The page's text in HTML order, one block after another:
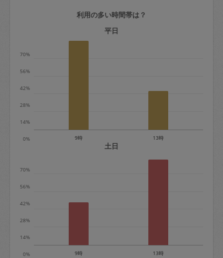
定期契約をキャンセルする場合、毎週定
期は月2回まで隔週定期は月1回までキャ
ンセル料は発生しません。それ以上はキ
※キャンセル料金の設定について：
定期依頼1回（3時間）の金額とスポット
利用の多い時間帯は？
平日
0%
14%
28%
42%
56%
70%
9時 13時
土日
0%
14%
28%
42%
56%
70%
9時 13時